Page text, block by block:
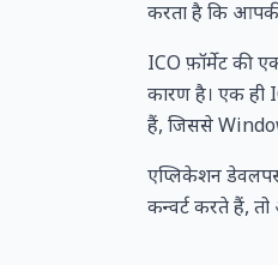
करता है कि
ICO फ़ॉर्मेट की
कारण है। एक
हैं, जिससे
एप्लिकेशन
कन्वर्ट करते हैं,